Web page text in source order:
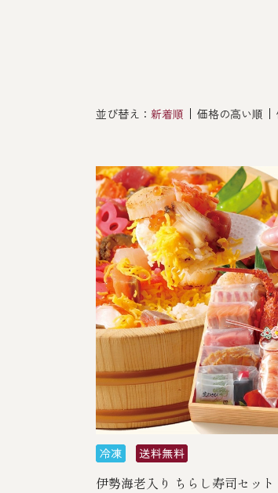
並び替え： 新着順 価格の高い順
伊勢海老入り ちらし寿司セッ